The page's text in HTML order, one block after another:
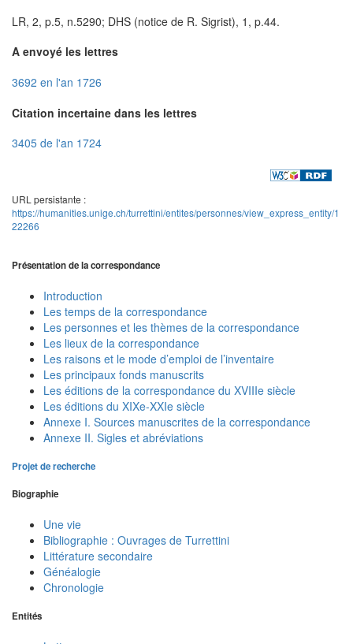
LR, 2, p.5, n.5290; DHS (notice de R. Sigrist), 1, p.44.
A envoyé les lettres
3692 en l'an 1726
Citation incertaine dans les lettres
3405 de l'an 1724
URL persistante :
https://humanities.unige.ch/turrettini/entites/personnes/view_express_entity/1
22266
Présentation de la correspondance
Introduction
Les temps de la correspondance
Les personnes et les thèmes de la correspondance
Les lieux de la correspondance
Les raisons et le mode d’emploi de l’inventaire
Les principaux fonds manuscrits
Les éditions de la correspondance du XVIIIe siècle
Les éditions du XIXe-XXIe siècle
Annexe I. Sources manuscrites de la correspondance
Annexe II. Sigles et abréviations
Projet de recherche
Biographie
Une vie
Bibliographie : Ouvrages de Turrettini
Littérature secondaire
Généalogie
Chronologie
Entités